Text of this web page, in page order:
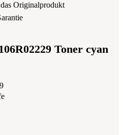
Originalprodukt
Toner cyan